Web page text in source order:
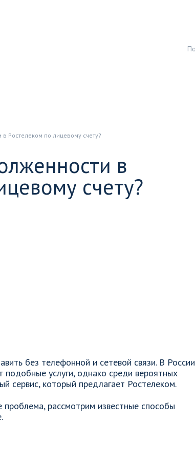
в Ростелеком по лицевому счету?
в
счету?
без телефонной и сетевой связи. В России
услуги, однако среди вероятных
сервис, который предлагает Ростелеком.
проблема, рассмотрим известные способы